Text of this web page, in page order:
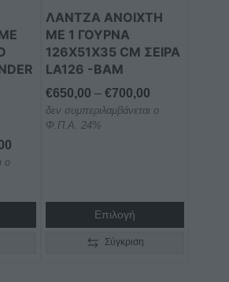
through
ο
ΛΑΝΤΖΑ ANOIXΤΗ
ΜΕ 1 ΓΟΥΡΝΑ
126X51X35 CM ΣΕΙΡΑ
LΑ126 -BAM
€650,00 – €700,00Price
range:
δεν συμπεριλαμβάνεται ο
Φ.Π.Α. 24%
Επιλογή
μπορούν
να
επιλεγούν
στη
σελίδα
του
προϊόντος
Σύγκριση